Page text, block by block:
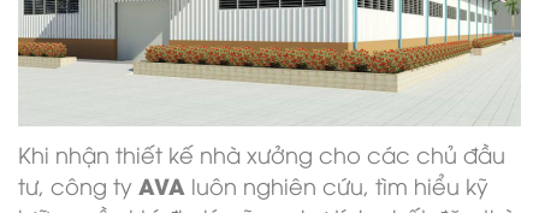
Khi nhận thiết kế nhà xưởng cho các chủ đầu
tư, công ty AVA luôn nghiên cứu, tìm hiểu kỹ